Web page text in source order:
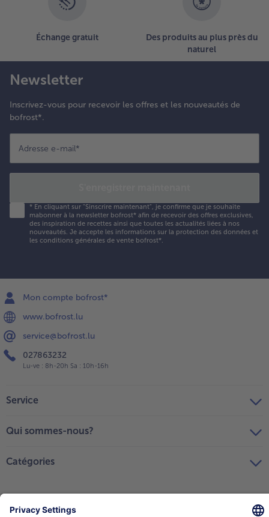
Échange gratuit
Des produits au plus près du
naturel
Newsletter
Inscrivez-vous pour recevoir les offres et les nouveautés de
bofrost*.
Adresse e-mail*
* En cliquant sur "Sinscrire maintenant", je confirme que je souhaite
mabonner à la newsletter bofrost* afin de recevoir des offres exclusives,
des inspiration de recettes ainsi que toutes les actualités liées à nos
nouveautés. Je accepte les informations sur la protection des données et
les conditions générales de vente bofrost*.
Mon compte bofrost*
www.bofrost.lu
service@bofrost.lu
027863232
Lu-ve : 8h-20h Sa : 10h-16h
Service
Qui sommes-nous?
Catégories